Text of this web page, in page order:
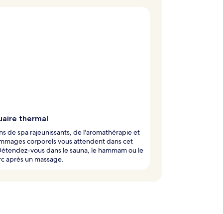
thermal
de spa rajeunissants, de l'aromathérapie et
corporels vous attendent dans cet
vous dans le sauna, le hammam ou le
après un massage.